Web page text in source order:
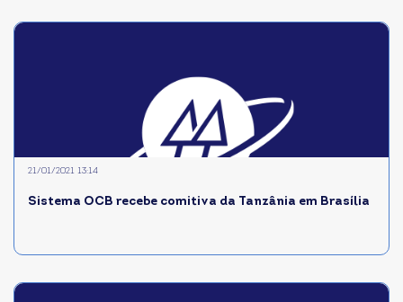
Sistema OCB recebe comitiva da Tanzânia em Brasília
21/01/2021 13:14